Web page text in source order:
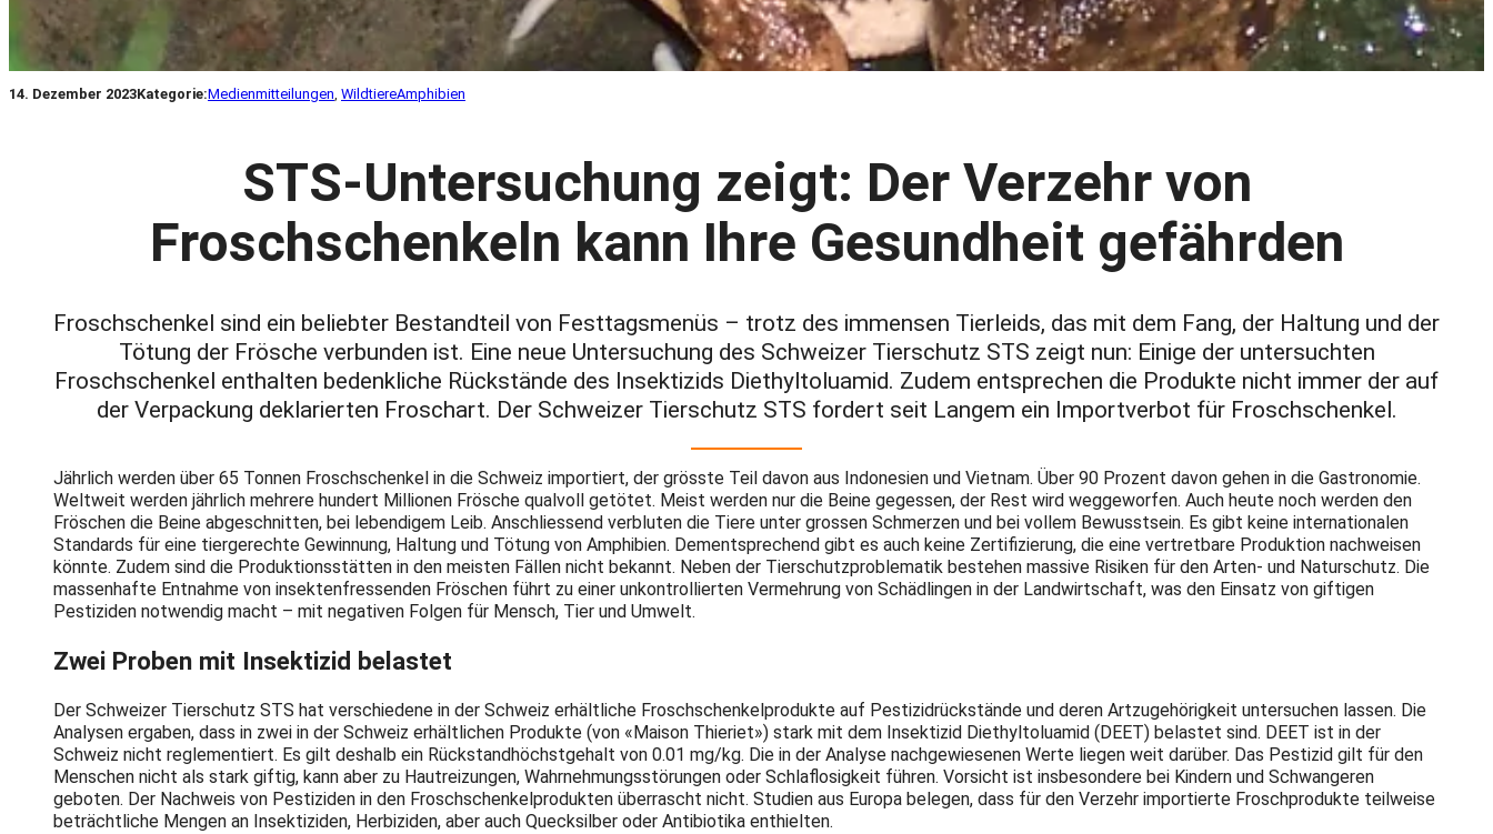
14. Dezember 2023Kategorie:Medienmitteilungen WildtiereAmphibien
STS-Untersuchung zeigt: Der Verzehr von
Froschschenkeln kann Ihre Gesundheit gefährden
Froschschenkel sind ein beliebter Bestandteil von Festtagsmenüs – trotz des immensen Tierleids, das mit dem Fang, der Haltung und der
Tötung der Frösche verbunden ist. Eine neue Untersuchung des Schweizer Tierschutz STS zeigt nun: Einige der untersuchten
Froschschenkel enthalten bedenkliche Rückstände des Insektizids Diethyltoluamid. Zudem entsprechen die Produkte nicht immer der auf
der Verpackung deklarierten Froschart. Der Schweizer Tierschutz STS fordert seit Langem ein Importverbot für Froschschenkel.
Jährlich werden über 65 Tonnen Froschschenkel in die Schweiz importiert, der grösste Teil davon aus Indonesien und Vietnam. Über 90 Prozent davon gehen in die Gastronomie.
Weltweit werden jährlich mehrere hundert Millionen Frösche qualvoll getötet. Meist werden nur die Beine gegessen, der Rest wird weggeworfen. Auch heute noch werden den
Fröschen die Beine abgeschnitten, bei lebendigem Leib. Anschliessend verbluten die Tiere unter grossen Schmerzen und bei vollem Bewusstsein. Es gibt keine internationalen
Standards für eine tiergerechte Gewinnung, Haltung und Tötung von Amphibien. Dementsprechend gibt es auch keine Zertifizierung, die eine vertretbare Produktion nachweisen
könnte. Zudem sind die Produktionsstätten in den meisten Fällen nicht bekannt. Neben der Tierschutzproblematik bestehen massive Risiken für den Arten- und Naturschutz. Die
massenhafte Entnahme von insektenfressenden Fröschen führt zu einer unkontrollierten Vermehrung von Schädlingen in der Landwirtschaft, was den Einsatz von giftigen
Pestiziden notwendig macht – mit negativen Folgen für Mensch, Tier und Umwelt.
Zwei Proben mit Insektizid belastet
Der Schweizer Tierschutz STS hat verschiedene in der Schweiz erhältliche Froschschenkelprodukte auf Pestizidrückstände und deren Artzugehörigkeit untersuchen lassen. Die
Analysen ergaben, dass in zwei in der Schweiz erhältlichen Produkte (von «Maison Thieriet») stark mit dem Insektizid Diethyltoluamid (DEET) belastet sind. DEET ist in der
Schweiz nicht reglementiert. Es gilt deshalb ein Rückstandhöchstgehalt von 0.01 mg/kg. Die in der Analyse nachgewiesenen Werte liegen weit darüber. Das Pestizid gilt für den
Menschen nicht als stark giftig, kann aber zu Hautreizungen, Wahrnehmungsstörungen oder Schlaflosigkeit führen. Vorsicht ist insbesondere bei Kindern und Schwangeren
geboten. Der Nachweis von Pestiziden in den Froschschenkelprodukten überrascht nicht. Studien aus Europa belegen, dass für den Verzehr importierte Froschprodukte teilweise
beträchtliche Mengen an Insektiziden, Herbiziden, aber auch Quecksilber oder Antibiotika enthielten.